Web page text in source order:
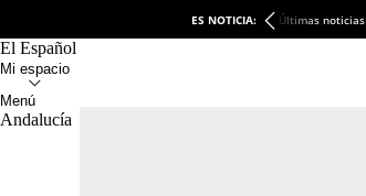
ES NOTICIA: Últimas noticias
El Español
Andalucía